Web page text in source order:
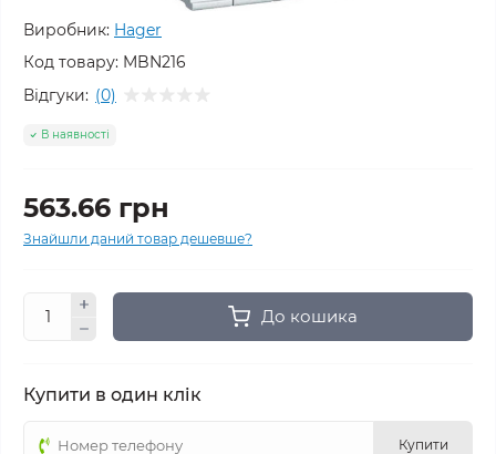
Виробник: Hager
Код товару: MBN216
Відгуки: (0)
В наявності
563.66 грн
Знайшли даний товар дешевше?
До кошика
Купити в один клік
Купити